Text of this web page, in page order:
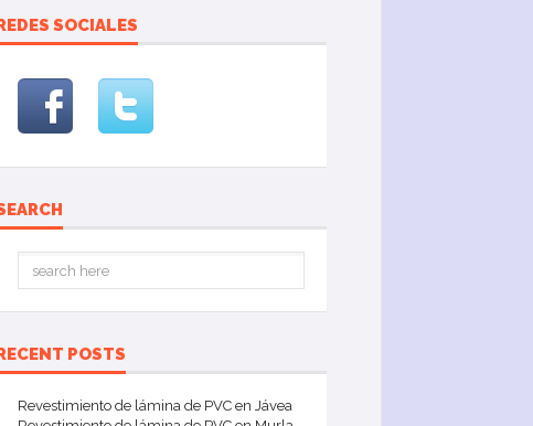
SOCIALES
POSTS
Revestimiento de lámina de PVC en Jávea